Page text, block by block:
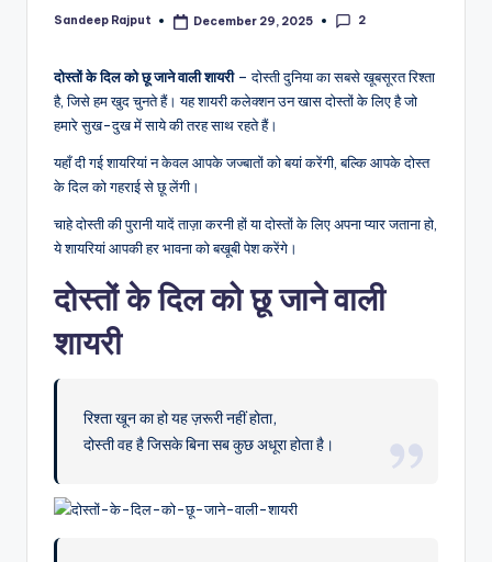
Posted
Sandeep Rajput December 29, 2025 2
दोस्तों के दिल को छू जाने वाली शायरी– दोस्ती दुनिया का सबसे खूबसूरत रिश्ता
है, जिसे हम खुद चुनते हैं। यह शायरी कलेक्शन उन खास दोस्तों के लिए है जो
हमारे सुख-दुख में साये की तरह साथ रहते हैं।
यहाँ दी गई शायरियां न केवल आपके जज्बातों को बयां करेंगी, बल्कि आपके दोस्त
के दिल को गहराई से छू लेंगी।
चाहे दोस्ती की पुरानी यादें ताज़ा करनी हों या दोस्तों के लिए अपना प्यार जताना हो,
ये शायरियां आपकी हर भावना को बखूबी पेश करेंगे।
दोस्तों के दिल को छू जाने वाली
शायरी
रिश्ता खून का हो यह ज़रूरी नहीं होता,
दोस्ती वह है जिसके बिना सब कुछ अधूरा होता है।